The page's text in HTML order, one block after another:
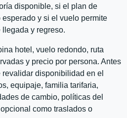
disponible, si el plan de
y si el vuelo permite
y regreso.
hotel, vuelo redondo, ruta
y precio por persona. Antes
disponibilidad en el
equipaje, familia tarifaria,
de cambio, políticas del
como traslados o